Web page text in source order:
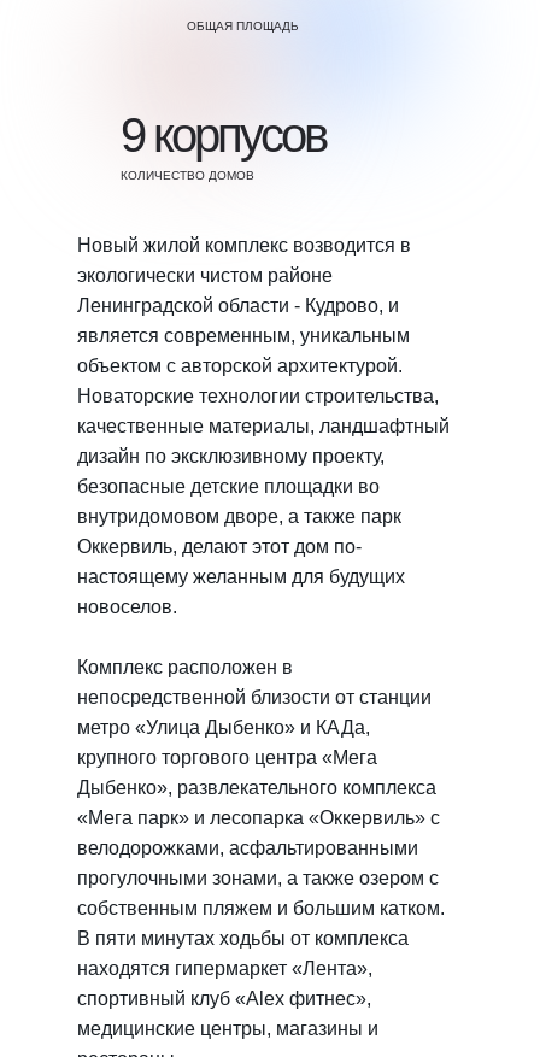
Новый жилой комплекс возводится в
экологически чистом районе
Ленинградской области - Кудрово, и
является современным, уникальным
объектом с авторской архитектурой.
Новаторские технологии строительства,
качественные материалы, ландшафтный
дизайн по эксклюзивному проекту,
безопасные детские площадки во
внутридомовом дворе, а также парк
Оккервиль, делают этот дом по-
настоящему желанным для будущих
новоселов.
Комплекс расположен в
непосредственной близости от станции
метро «Улица Дыбенко» и КАДа,
крупного торгового центра «Мега
Дыбенко», развлекательного комплекса
«Мега парк» и лесопарка «Оккервиль» с
велодорожками, асфальтированными
прогулочными зонами, а также озером с
собственным пляжем и большим катком.
В пяти минутах ходьбы от комплекса
находятся гипермаркет «Лента»,
спортивный клуб «Alex фитнес»,
медицинские центры, магазины и
9 корпусов
КОЛИЧЕСТВО ДОМОВ
ОБЩАЯ ПЛОЩАДЬ